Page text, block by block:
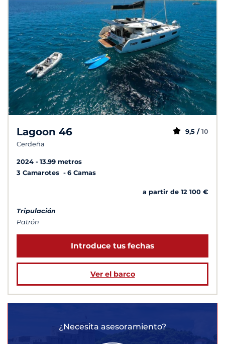
Lagoon 46
Cerdeña
9,5 / 10
2024
13.99 metros
3 Camarotes
6 Camas
a partir de 12 100 €
Tripulación
Patrón
Introduce tus fechas
Ver el barco
¿Necesita asesoramiento?